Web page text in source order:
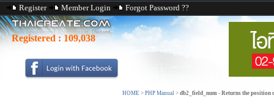
Register Member Login Forgot Password ??
Registered : 109,038
HOME > PHP Manual > db2_field_num - Returns the position